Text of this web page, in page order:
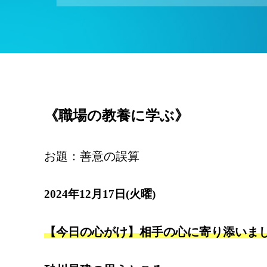
《職場の教養に学ぶ》
お題：善意の誤算
2024年12月17日(火曜)
【今日の心がけ】相手の心に寄り添いま